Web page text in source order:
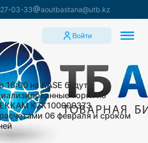
03-33 aoutbastana@utb.kz
Войти
16:00 на KASE будут
торги по
KZK100000373
06 февраля и сроком